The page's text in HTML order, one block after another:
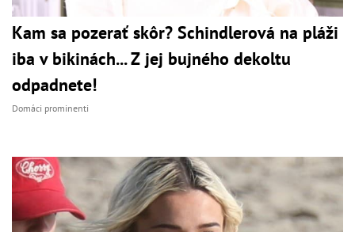
Kam sa pozerať skôr? Schindlerová na pláži
iba v bikinách... Z jej bujného dekoltu
odpadnete!
Domáci prominenti